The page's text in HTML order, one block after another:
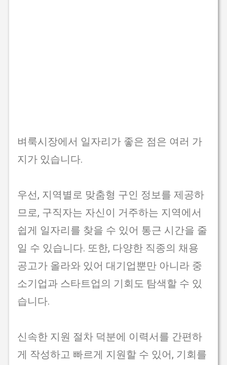
벼룩시장에서 일자리가 좋은 점은 여러 가
지가 있습니다.
우선, 지역별로 맞춤형 구인 정보를 제공하
므로, 구직자는 자신이 거주하는 지역에서
쉽게 일자리를 찾을 수 있어 통근 시간을 줄
일 수 있습니다. 또한, 다양한 직종의 채용
공고가 올라와 있어 대기업뿐만 아니라 중
소기업과 스타트업의 기회도 탐색할 수 있
습니다.
신속한 지원 절차 덕분에 이력서를 간편하
게 작성하고 빠르게 지원할 수 있어, 기회를